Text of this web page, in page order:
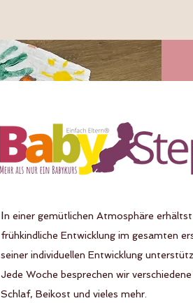
In einer gemütlichen Atmosphäre
frühkindliche Entwicklung im gesamten
seiner individuellen Entwicklung
Jede Woche besprechen wir
Schlaf, Beikost und vieles mehr.